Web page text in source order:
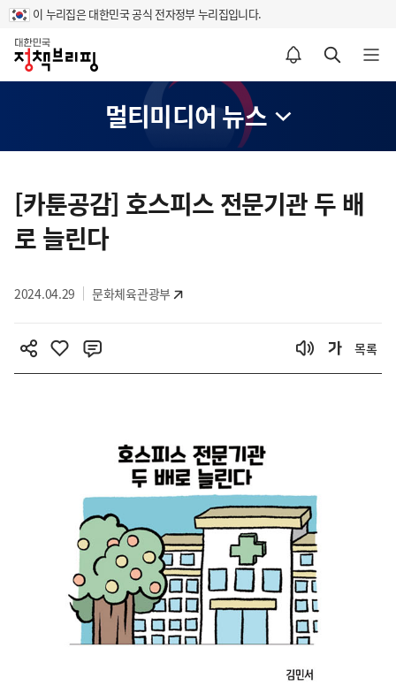
이 누리집은 대한민국 공식 전자정부 누리집입니다.
홈
알림설정 바로가기 검색 바로가기 메뉴 열기
멀티미디어 뉴스
텐
츠
영
[카툰공감] 호스피스 전문기관 두 배
로 늘린다
2024.04.29 문화체육관광부
목록